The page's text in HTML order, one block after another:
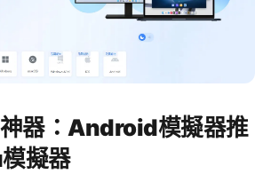
器：Android模擬器推
擬器